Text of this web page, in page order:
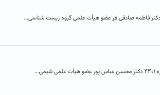
دکتر فاطمه صادقی فر عضو هیأت علمی گروه زیست شناسی...